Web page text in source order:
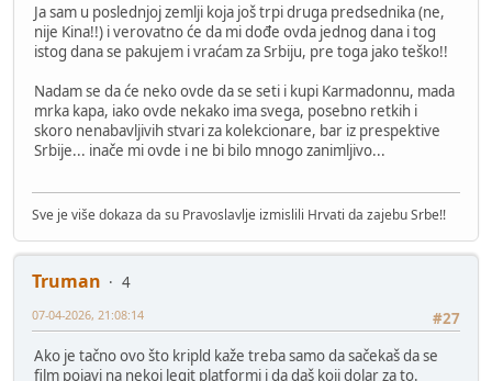
Ja sam u poslednjoj zemlji koja još trpi druga predsednika (ne,
nije Kina!!) i verovatno će da mi dođe ovda jednog dana i tog
istog dana se pakujem i vraćam za Srbiju, pre toga jako teško!!
Nadam se da će neko ovde da se seti i kupi Karmadonnu, mada
mrka kapa, iako ovde nekako ima svega, posebno retkih i
skoro nenabavljivih stvari za kolekcionare, bar iz prespektive
Srbije... inače mi ovde i ne bi bilo mnogo zanimljivo...
Sve je više dokaza da su Pravoslavlje izmislili Hrvati da zajebu Srbe!!
Truman
4
#27
07-04-2026, 21:08:14
Ako je tačno ovo što kripld kaže treba samo da sačekaš da se
film pojavi na nekoj legit platformi i da daš koji dolar za to.